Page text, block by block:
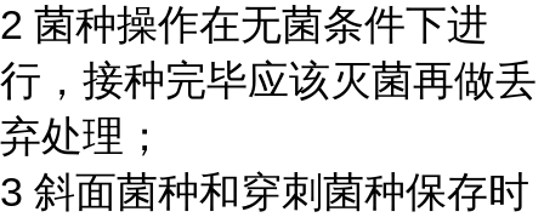
2 菌种操作在无菌条件下进
行，接种完毕应该灭菌再做丢
弃处理；
3 斜面菌种和穿刺菌种保存时